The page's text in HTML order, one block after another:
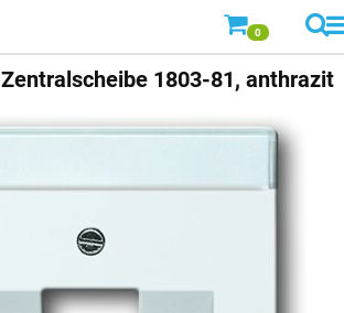
0
Zentralscheibe 1803-81, anthrazit